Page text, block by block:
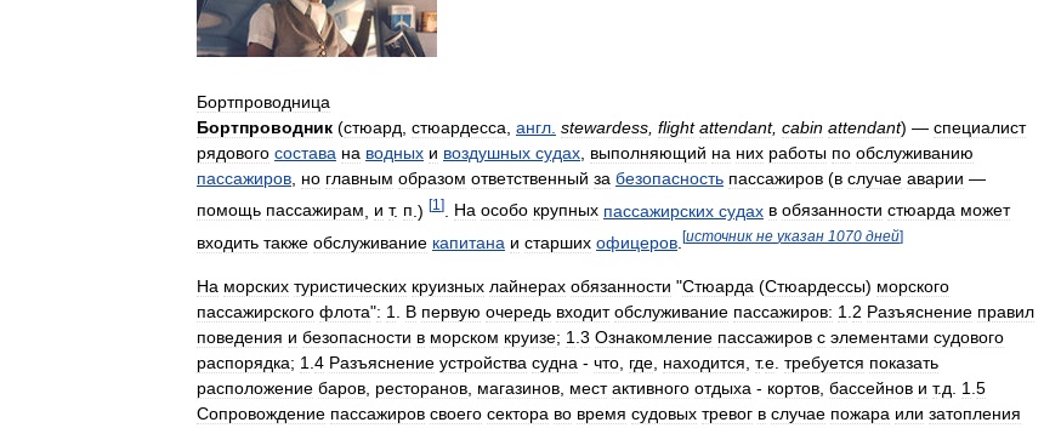
Бортпроводница
Бортпроводник (стюард стюардесса англ stewardess flight attendant, cabin attendant) — специалист
рядового состава на водных и воздушных судах выполняющий на них работы по обслуживанию
пассажиров но главным образом ответственный за безопасность пассажиров (в случае аварии —
помощь пассажирам и т. п ) [1 ] На особо крупных пассажирских судах в обязанности стюарда может
входить также обслуживание капитана и старших офицеров [источник не указан 1070 дней]
На морских туристических круизных лайнерах обязанности "Стюарда (Стюардессы) морского
пассажирского флота": 1 В первую очередь входит обслуживание пассажиров: 1 2 Разъяснение правил
поведения и безопасности в морском круизе; 1 3 Ознакомление пассажиров с элементами судового
распорядка; 1 4 Разъяснение устройства судна - что где находится т.е требуется показать
расположение баров ресторанов магазинов мест активного отдыха - кортов бассейнов и т.д 1 5
Сопровождение пассажиров своего сектора во время судовых тревог в случае пожара или затопления